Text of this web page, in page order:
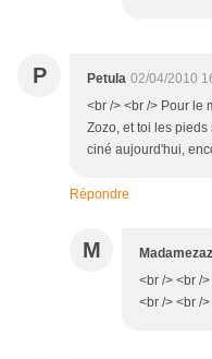
P Petula 02/04/2010
<br /> <br /> Pour le
Zozo, et toi les
ciné aujourd'hui,
Répondre
M
<br /> <br /
<br /> <br /